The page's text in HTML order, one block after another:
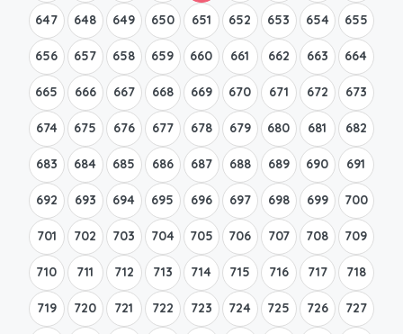
647 648 649 650 651 652 653 654 655
656 657 658 659 660 661 662 663 664
665 666 667 668 669 670 671 672 673
674 675 676 677 678 679 680 681 682
683 684 685 686 687 688 689 690 691
692 693 694 695 696 697 698 699 700
701 702 703 704 705 706 707 708 709
710 711 712 713 714 715 716 717 718
719 720 721 722 723 724 725 726 727